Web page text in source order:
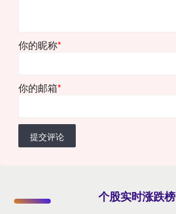
你的昵称*
你的邮箱*
提交评论
个股实时涨跌榜